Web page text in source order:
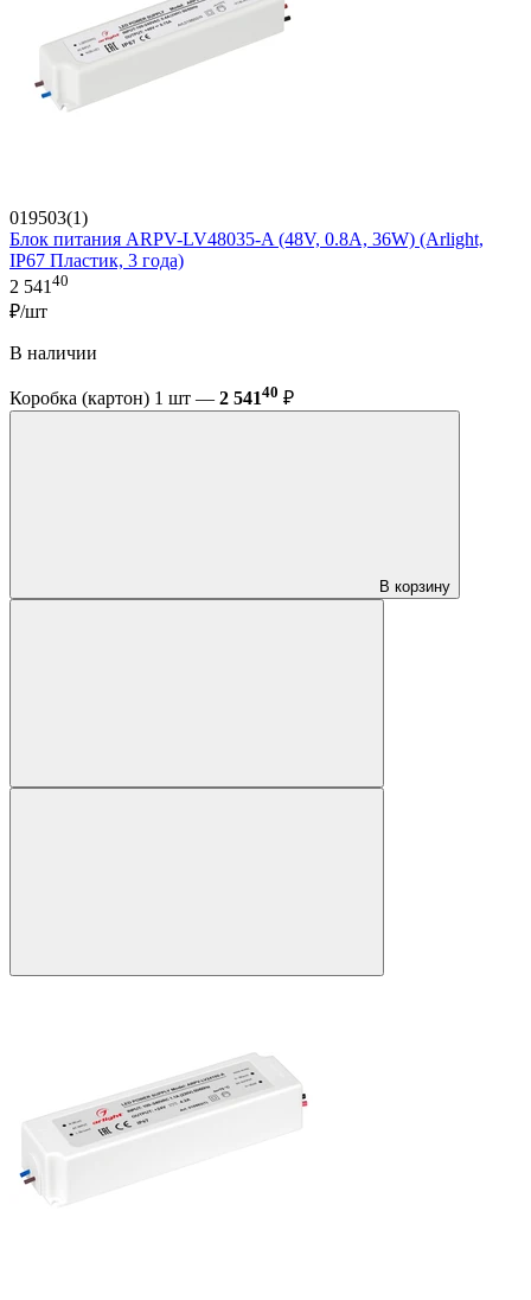
019503(1)
Блок питания ARPV-LV48035-A (48V, 0.8A, 36W) (Arlight,
IP67 Пластик, 3 года)
2 541 40
₽/шт
В наличии
Коробка (картон) 1 шт — 2 54140 ₽
В корзину